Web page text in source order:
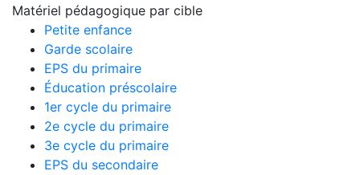
Matériel pédagogique par cible
Petite enfance
Garde scolaire
EPS du primaire
Éducation préscolaire
1er cycle du primaire
2e cycle du primaire
3e cycle du primaire
EPS du secondaire